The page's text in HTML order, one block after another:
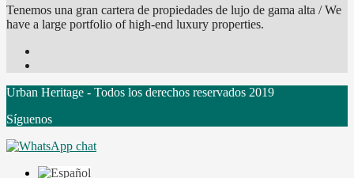
Tenemos una gran cartera de propiedades de lujo de gama alta / We
have a large portfolio of high-end luxury properties.
Urban Heritage - Todos los derechos reservados 2019
Síguenos